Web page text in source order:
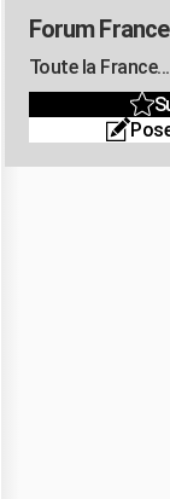
Forum France
Toute la France...